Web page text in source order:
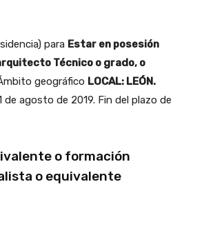
para Estar en posesión
Técnico o grado, o
geográfico LOCAL: LEÓN.
de agosto de 2019. Fin del plazo de
o formación
o equivalente